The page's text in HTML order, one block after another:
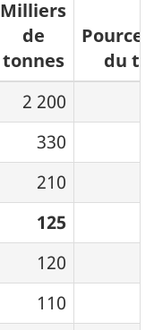
Milliers
de
tonnes
du
2 200
330
210
125
120
110